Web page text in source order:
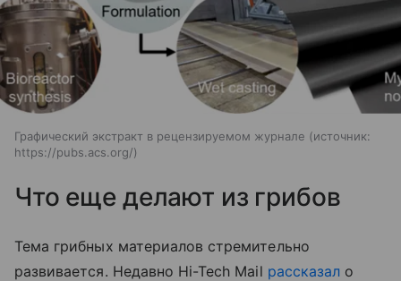
Графический экстракт в рецензируемом журнале
источник:
https://pubs.acs.org/
Что еще делают из грибов
Тема грибных материалов стремительно
развивается. Недавно Hi-Tech Mail рассказал о